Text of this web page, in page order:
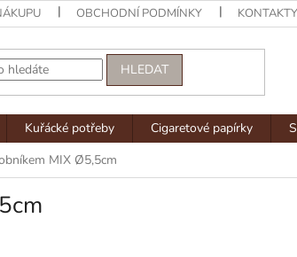
OBCHODNÍ PODMÍNKY KONTAKTY
HLEDAT
Kuřácké potřeby Cigaretové papírky
MIX Ø5,5cm